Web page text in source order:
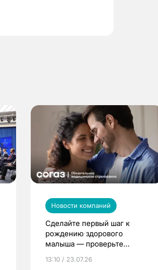
Новости компаний
Сделайте первый шаг к
рождению здорового
малыша — проверьте
по ОМС!
13:10 / 23.07.26